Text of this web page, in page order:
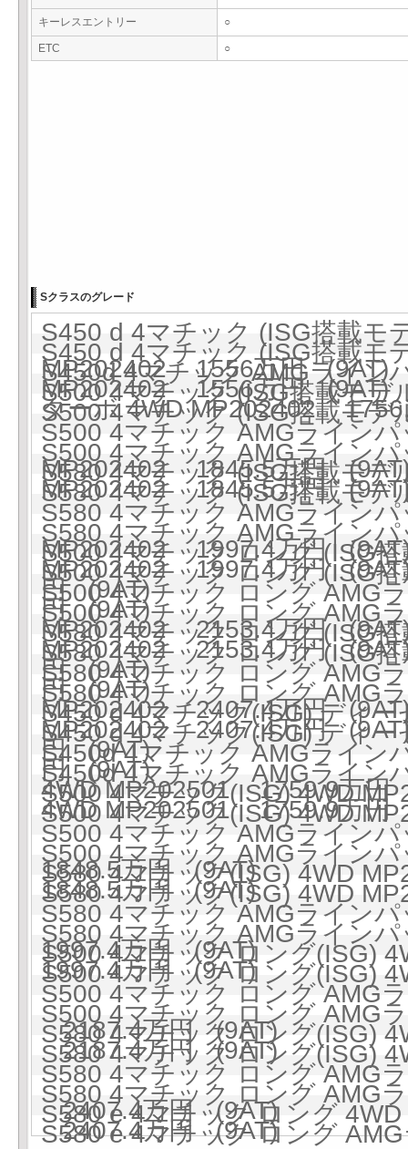
キーレスエントリー ○
ETC ○
Sクラスのグレード
S450 d 4マチック (ISG搭載モ
MP202402 1556万円 (9AT)
S450 d 4マチック (ISG搭載モ
MP202402 1556万円 (9AT)
S450d 4マチック AMGライン
ターボ 4WD MP202402
S500 4マチック (ISG搭載モ
S500 4マチック (ISG搭載モ
S500 4マチック AMGライン
MP202402 1845.5万円
S500 4マチック AMGライン
MP202402 1845.5万円
S580 4マチック (ISG搭載モ
S580 4マチック (ISG搭載モ
S580 4マチック AMGライン
MP202402 1997.4万円
S580 4マチック AMGライン
MP202402 1997.4万円
S500 4マチック ロング (ISG
円 (9AT)
S500 4マチック ロング (ISG
円 (9AT)
S500 4マチック ロング AMG
MP202402 2153.4万円
S500 4マチック ロング AMG
MP202402 2153.4万円
S580 4マチック ロング (ISG
円 (9AT)
S580 4マチック ロング (ISG
円 (9AT)
S580 4マチック ロング AMG
MP202402 2407.4万円
S580 4マチック ロング AMG
MP202402 2407.4万円
S450 d 4マチック(ISG) ディ
円 (9AT)
S450 d 4マチック(ISG) ディ
円 (9AT)
S450d 4マチック AMGライン
4WD MP202501 1759.9万円
S450d 4マチック AMGライン
4WD MP202501 1759.9万円
S500 4マチック(ISG) 4WD
S500 4マチック(ISG) 4WD
S500 4マチック AMGライン
1848.5万円 (9AT)
S500 4マチック AMGライン
1848.5万円 (9AT)
S580 4マチック(ISG) 4WD
S580 4マチック(ISG) 4WD
S580 4マチック AMGライン
1997.4万円 (9AT)
S580 4マチック AMGライン
1997.4万円 (9AT)
S500 4マチック ロング(ISG)
S500 4マチック ロング(ISG)
S500 4マチック ロング AMG
2187.4万円 (9AT)
S500 4マチック ロング AMG
2187.4万円 (9AT)
S580 4マチック ロング(ISG)
S580 4マチック ロング(ISG)
S580 4マチック ロング AMG
2407.4万円 (9AT)
S580 4マチック ロング AMG
2407.4万円 (9AT)
S580 e 4マチック ロング
S580 e 4マチック ロング